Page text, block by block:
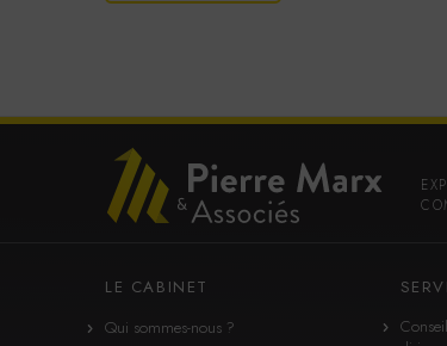
LE CABINET
Qui sommes-nous ?